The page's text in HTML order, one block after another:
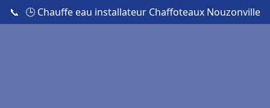
📞 🕒 Chauffe eau installateur Chaffoteaux Nouzonville